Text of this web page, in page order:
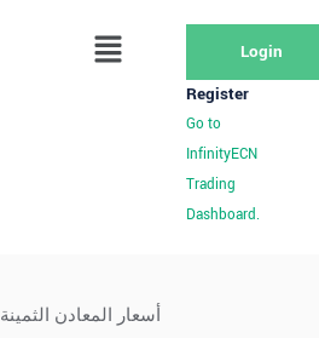
Login
Register
Go to
InfinityECN
Trading
Dashboard.
أسعار المعادن الثمينة